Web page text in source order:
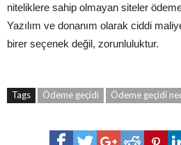
niteliklere sahip olmayan siteler
Yazılım ve donanım olarak ciddi
birer seçenek değil, zorunluluktur.
Tags Ödeme geçidi Ödeme geçidi